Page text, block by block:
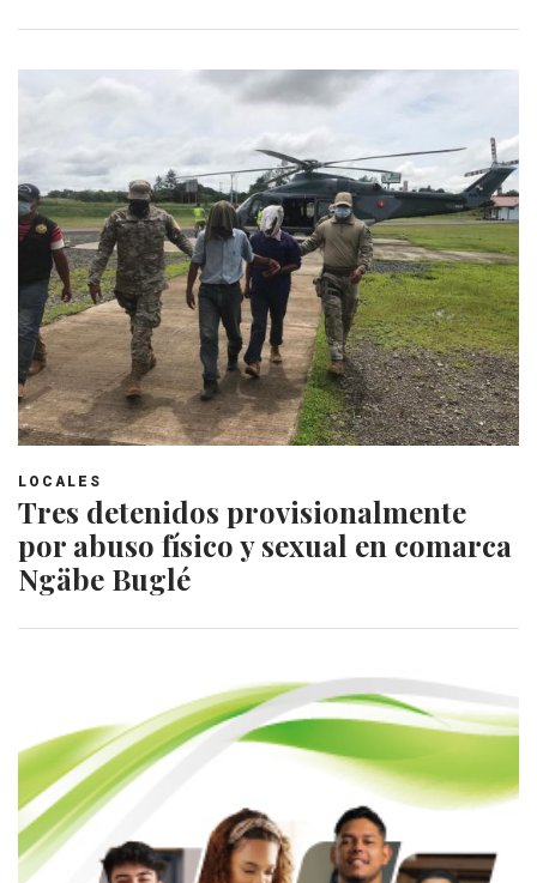
LOCALES
Tres detenidos provisionalmente
por abuso físico y sexual en comarca
Ngäbe Buglé